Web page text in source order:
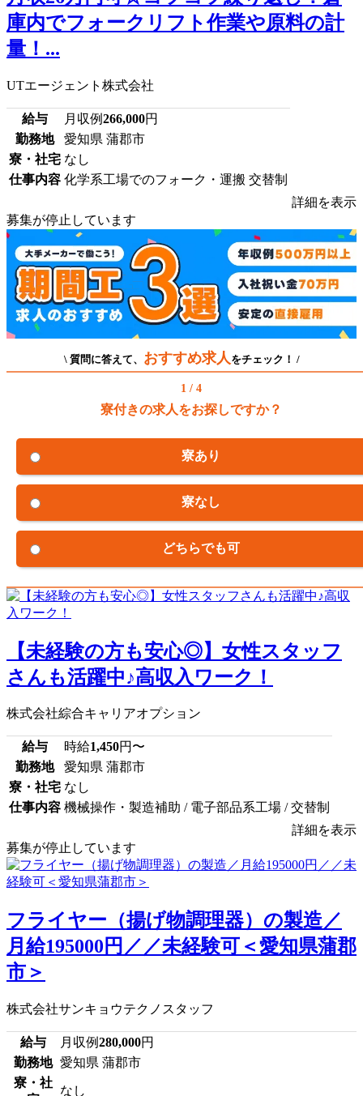
庫内でフォークリフト作業や原料の計
量！...
UTエージェント株式会社
給与 月収例266,000円
勤務地
愛知県 蒲郡市
寮・社宅 なし
仕事内容 化学系工場でのフォーク・運搬 交替制
詳細を表示
募集が停止しています
\ 質問に答えて、 おすすめ求人 をチェック！ /
1 / 4
寮付きの求人をお探しですか？
寮あり
寮なし
どちらでも可
【未経験の方も安心◎】女性スタッフ
さんも活躍中♪高収入ワーク！
株式会社綜合キャリアオプション
給与 時給1,450円〜
勤務地
愛知県 蒲郡市
寮・社宅 なし
仕事内容 機械操作・製造補助 / 電子部品系工場 / 交替制
詳細を表示
募集が停止しています
フライヤー（揚げ物調理器）の製造／
月給195000円／／未経験可＜愛知県蒲郡
市＞
株式会社サンキョウテクノスタッフ
給与 月収例280,000円
勤務地 愛知県 蒲郡市
寮・社
なし